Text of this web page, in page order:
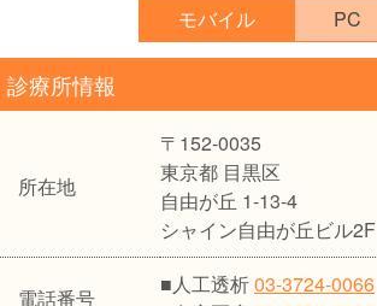
モバイル PC
診療所情報
所在地
〒152-0035
東京都 目黒区
自由が丘 1-13-4
シャイン自由が丘ビル2F
電話番号
■人工透析03-3724-0066